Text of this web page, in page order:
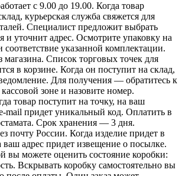
с 9.00 до 19.00. Когда товар
курьерская служба свяжется для
Специалист предложит выбрать
и уточнит адрес. Осмотрите упаковку на
соответствие указанной комплектации.
магазина. Список торговых точек для
в корзине. Когда он поступит на склад,
Для получения — обратитесь к
зоне и назовите номер.
товар поступит на точку, на ваш
mail придет уникальный код. Оплатить в
Срок хранения — 3 дня.
почту России. Когда изделие придет в
ваш адрес придет извещение о посылке.
вы можете оценить состояние коробки:
Вскрывать коробку самостоятельно вы